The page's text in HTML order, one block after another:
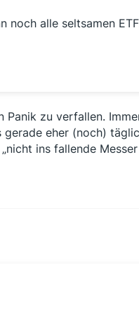
noch alle seltsamen
zu verfallen.
gerade eher (noch)
ins fallende